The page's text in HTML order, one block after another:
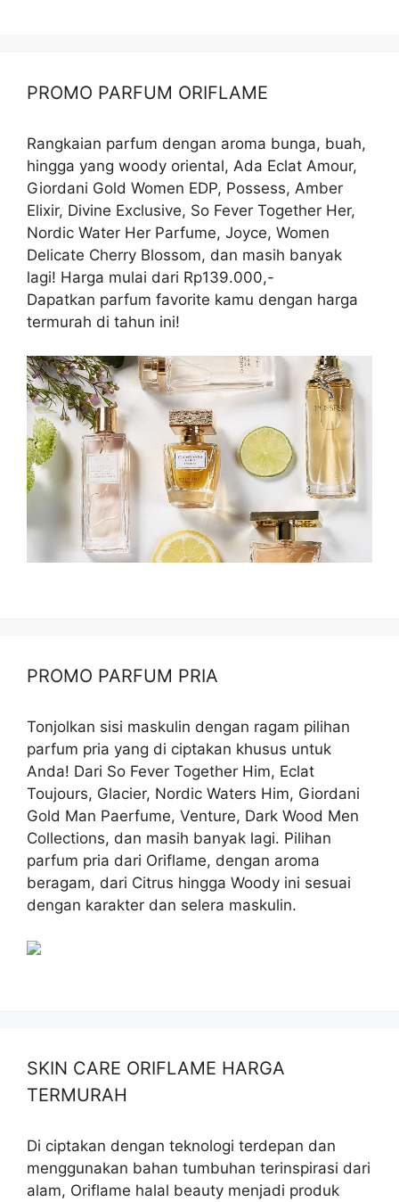
PROMO PARFUM ORIFLAME
Rangkaian parfum dengan aroma bunga, buah,
hingga yang woody oriental, Ada Eclat Amour,
Giordani Gold Women EDP, Possess, Amber
Elixir, Divine Exclusive, So Fever Together Her,
Nordic Water Her Parfume, Joyce, Women
Delicate Cherry Blossom, dan masih banyak
lagi! Harga mulai dari Rp139.000,-
Dapatkan parfum favorite kamu dengan harga
termurah di tahun ini!
PROMO PARFUM PRIA
Tonjolkan sisi maskulin dengan ragam pilihan
parfum pria yang di ciptakan khusus untuk
Anda! Dari So Fever Together Him, Eclat
Toujours, Glacier, Nordic Waters Him, Giordani
Gold Man Paerfume, Venture, Dark Wood Men
Collections, dan masih banyak lagi. Pilihan
parfum pria dari Oriflame, dengan aroma
beragam, dari Citrus hingga Woody ini sesuai
dengan karakter dan selera maskulin.
SKIN CARE ORIFLAME HARGA
TERMURAH
Di ciptakan dengan teknologi terdepan dan
menggunakan bahan tumbuhan terinspirasi dari
alam, Oriflame halal beauty menjadi produk